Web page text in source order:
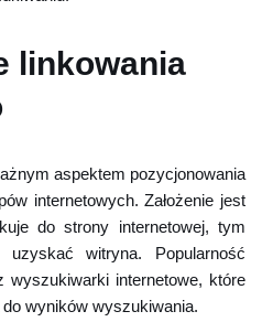
linkowania
aspektem pozycjonowania
internetowych. Założenie jest
do strony internetowej, tym
witryna. Popularność
wyszukiwarki internetowe, które
wyników wyszukiwania.